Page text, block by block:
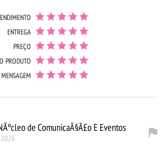
ENTREGA
PREÇO
PRODUTO
de ComunicaÃ§Ã£o E Eventos